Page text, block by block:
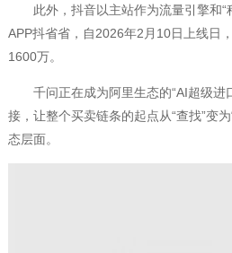
此外，抖音以主站作为流量引擎和“
APP抖省省，自2026年2月10日上线日
1600万。
千问正在成为阿里生态的“AI超级进
接，让整个买卖链条的起点从“查找”变
态层面。